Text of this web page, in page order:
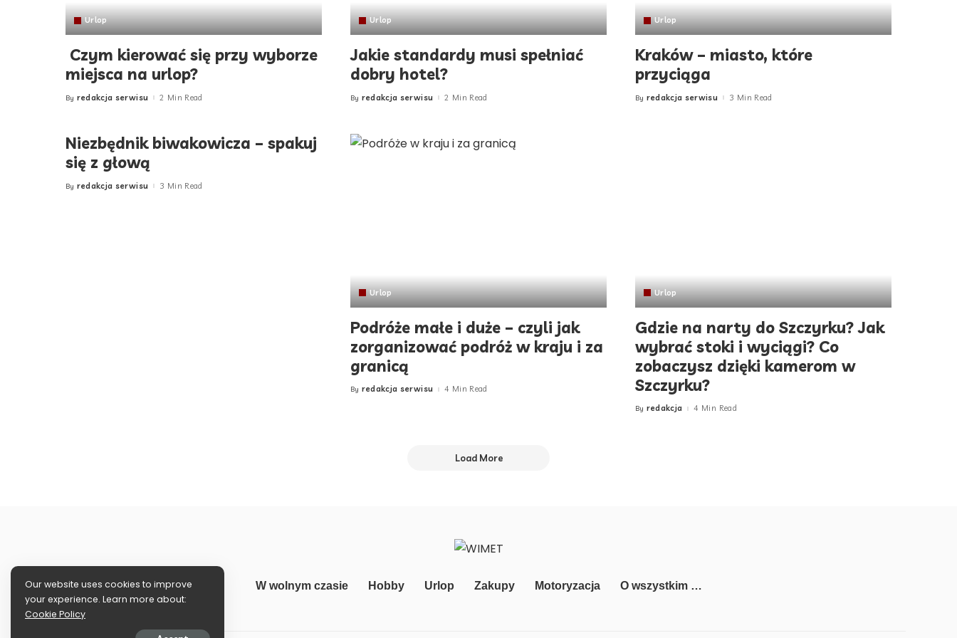
Urlop
Czym kierować się przy wyborze
miejsca na urlop?
Posted
By redakcja serwisu 2 Min Read
Urlop
Jakie standardy musi spełniać
dobry hotel?
Posted
By redakcja serwisu 2 Min Read
Urlop
Kraków – miasto, które
przyciąga
Posted
By redakcja serwisu 3 Min Read
Niezbędnik biwakowicza – spakuj
się z głową
Posted
By redakcja serwisu 3 Min Read
Urlop
Podróże małe i duże – czyli jak
zorganizować podróż w kraju i za
granicą
Posted
By redakcja serwisu 4 Min Read
Urlop
Gdzie na narty do Szczyrku? Jak
wybrać stoki i wyciągi? Co
zobaczysz dzięki kamerom w
Szczyrku?
Posted
By redakcja 4 Min Read
Load More
W wolnym czasie Hobby Urlop Zakupy Motoryzacja O wszystkim …
Our website uses cookies to improve
your experience. Learn more about:
Cookie Policy